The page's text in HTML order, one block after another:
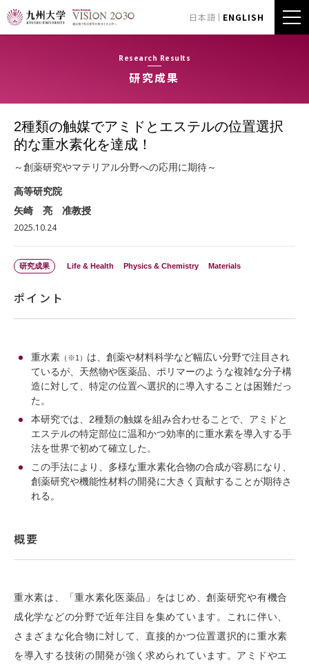
日本語 ENGLISH
Research Results
研究成果
2種類の触媒でアミドとエステルの位置選択
的な重水素化を達成！
～創薬研究やマテリアル分野への応用に期待～
高等研究院
矢崎 亮 准教授
2025.10.24
研究成果 Life & Health Physics & Chemistry Materials
ポイント
重水素 （※1） は、創薬や材料科学など幅広い分野で注目され
ているが、天然物や医薬品、ポリマーのような複雑な分子構
造に対して、特定の位置へ選択的に導入することは困難だっ
た。
本研究では、2種類の触媒を組み合わせることで、アミドと
エステルの特定部位に温和かつ効率的に重水素を導入する手
法を世界で初めて確立した。
この手法により、多様な重水素化合物の合成が容易になり、
創薬研究や機能性材料の開発に大きく貢献することが期待さ
れる。
概要
重水素は、「重水素化医薬品」をはじめ、創薬研究や有機合
成化学などの分野で近年注目を集めています。これに伴い、
さまざまな化合物に対して、直接的かつ位置選択的に重水素
を導入する技術の開発が強く求められています。アミドやエ